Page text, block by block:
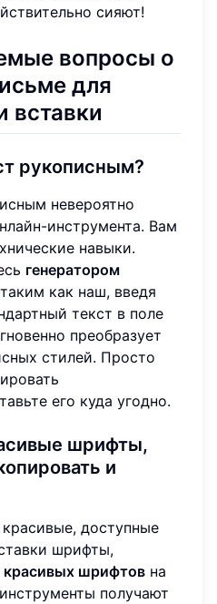
сияют!
вопросы о
для
вставки
рукописным?
невероятно
инструмента. Вам
навыки.
генератором
как наш, введя
текст в поле
преобразует
стилей. Просто
его куда угодно.
шрифты,
и
доступные
шрифты,
красивых шрифтов на
получают